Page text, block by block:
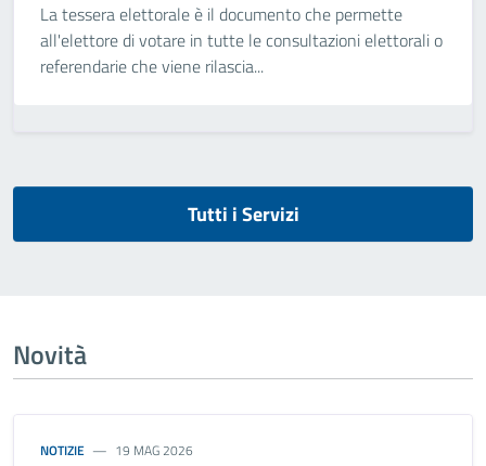
La tessera elettorale è il documento che permette
all'elettore di votare in tutte le consultazioni elettorali o
referendarie che viene rilascia...
Tutti i Servizi
Novità
NOTIZIE 19 MAG 2026